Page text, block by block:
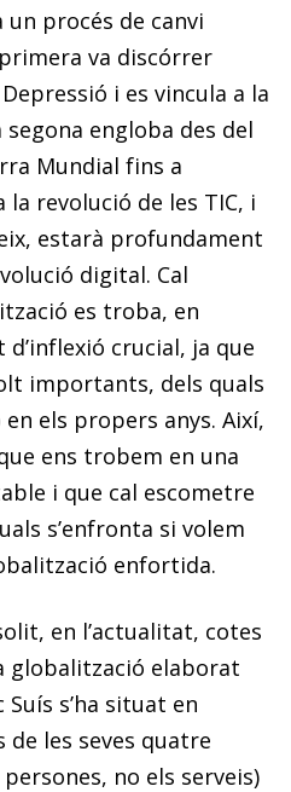
un procés de canvi
va discórrer
i es vincula a la
engloba des del
Mundial fins a
la revolució de les TIC, i
estarà profundament
digital. Cal
es troba, en
crucial, ja que
importants, dels quals
els propers anys. Així,
ens trobem en una
i que cal escometre
s’enfronta si volem
enfortida.
en l’actualitat, cotes
globalització elaborat
s’ha situat en
les seves quatre
no els serveis)